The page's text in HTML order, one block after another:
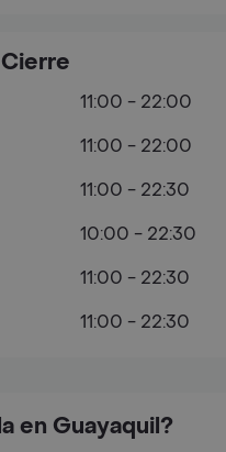
en Guayaquil?
11:00 - 22:00
11:00 - 22:00
11:00 - 22:30
10:00 - 22:30
11:00 - 22:30
11:00 - 22:30